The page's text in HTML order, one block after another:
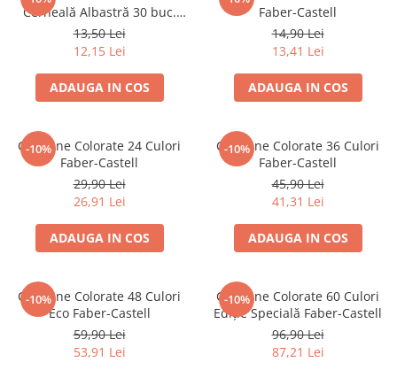
Suporturi și organizatoare de birou
Caiete și Blocuri
Blocnotesuri
Blocuri de desen
Caiete Biologie
Caiete cu Spirală
Caiete Dictando
Caiete Geografie
Caiete Matematica
Caiete Muzică
Caiete Studențești
Caiete Tip II
Caiete Velin
Vocabulare
Calculatoare
Cerneală Albastră 30 buc.
Faber-Castell
13,50 Lei
12,15 Lei
ADAUGA IN COS
Faber-Castell
14,90 Lei
13,41 Lei
ADAUGA IN COS
-10%
Creioane Colorate 24 Culori
Faber-Castell
29,90 Lei
26,91 Lei
ADAUGA IN COS
-10%
Creioane Colorate 36 Culori
Faber-Castell
45,90 Lei
41,31 Lei
ADAUGA IN COS
-10%
Creioane Colorate 48 Culori
Eco Faber-Castell
59,90 Lei
53,91 Lei
-10%
Creioane Colorate 60 Culori
Ediție Specială Faber-Castell
96,90 Lei
87,21 Lei